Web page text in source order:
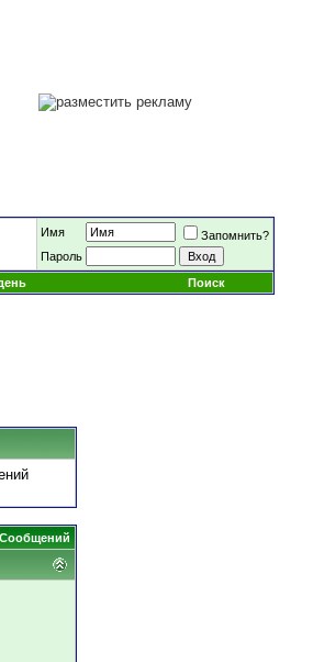
Имя
Запомнить?
Пароль
Поиск
Сообщений